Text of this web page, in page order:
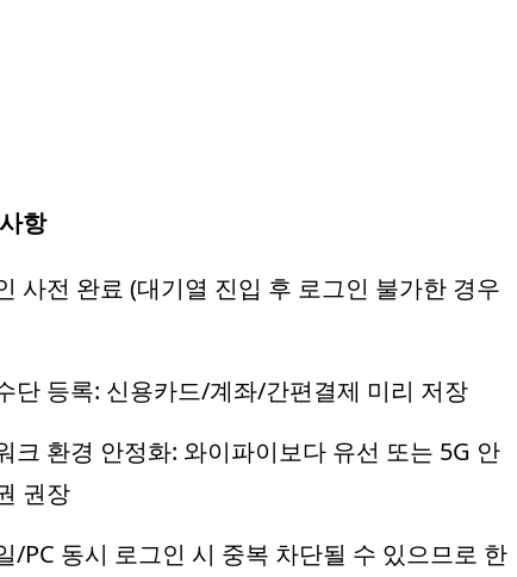
항
사전 완료 (대기열 진입 후 로그인 불가한 경우
단 등록: 신용카드/계좌/간편결제 미리 저장
크 환경 안정화: 와이파이보다 유선 또는 5G 안
권장
/PC 동시 로그인 시 중복 차단될 수 있으므로 한